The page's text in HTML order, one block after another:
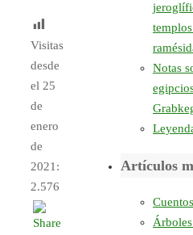
Visitas
desde
el 25
de
enero
de
2021:
2.576
Notas
Artículos